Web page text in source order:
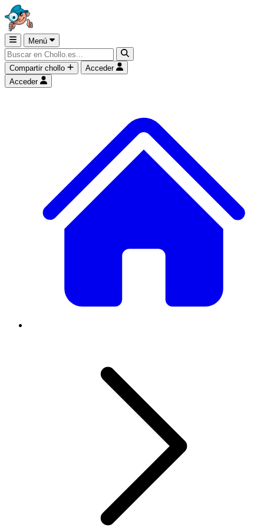
Menú
Compartir chollo
Acceder
Acceder